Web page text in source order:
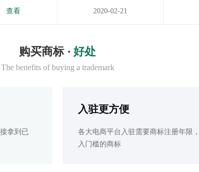
查看 2020-02-21
购买商标 · 好处
The benefits of buying a trademark
拿到已
入驻更方便
各大电商平台入驻需要商标注册年限
入门槛的商标